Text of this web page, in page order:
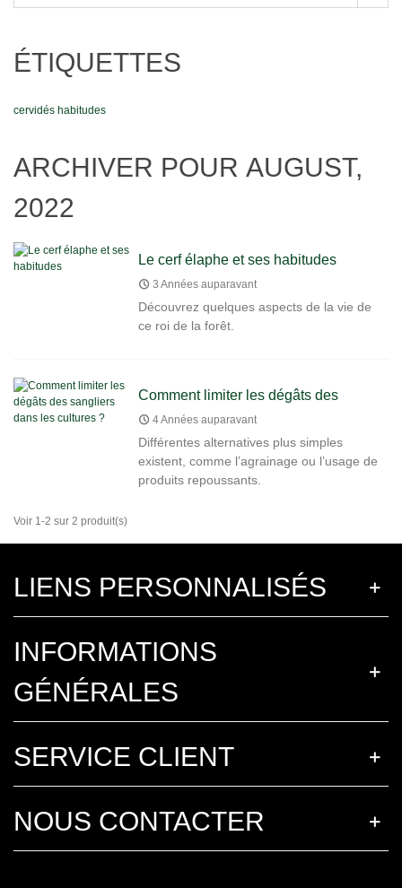
ÉTIQUETTES
cervidés habitudes
ARCHIVER POUR AUGUST,
2022
Le cerf élaphe et ses habitudes
3 Années auparavant
Découvrez quelques aspects de la vie de
ce roi de la forêt.
Comment limiter les dégâts des
sangliers dans les cultures ?
4 Années auparavant
Différentes alternatives plus simples
existent, comme l’agrainage ou l’usage de
produits repoussants.
Voir 1-2 sur 2 produit(s)
LIENS PERSONNALISÉS
INFORMATIONS
GÉNÉRALES
SERVICE CLIENT
NOUS CONTACTER